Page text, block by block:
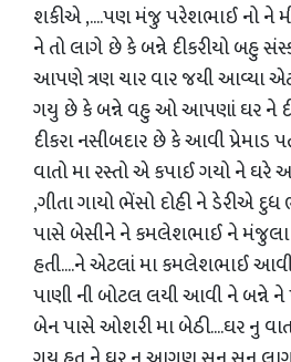
શકીએ ,....પણ મંજુ પરેશભાઈ નો ને
ને તો લાગે છે કે બન્ને દીકરીયો બહુ
આપણે ત્રણ ચાર વાર જયી આવ્યા
ગયુ છે કે બન્ને વહુ ઓ આપણાં ઘર ને
દીકરા નસીબદાર છે કે આવી પ્રેમાડ
વાતો મા રસ્તો એ કપાઈ ગયો ને ઘરે
,ગીતા ગાયો ભેંસો દોહી ને ડેરીએ
પાસે બેસીને ને કમલેશભાઈ ને મંજુલા
હતી....ને એટલાં મા કમલેશભાઈ
પાણી ની બોટલ લયી આવી ને બન્ને
બેન પાસે ઓશરી મા બેઠી....ઘર નુ